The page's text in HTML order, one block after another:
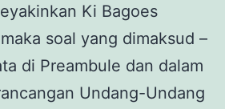
Ki Bagoes
soal yang dimaksud –
di Preambule dan dalam
Undang-Undang